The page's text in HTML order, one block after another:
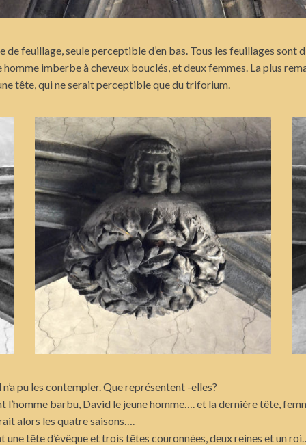
de feuillage, seule perceptible d’en bas. Tous les feuillages sont
homme imberbe à cheveux bouclés, et deux femmes. La plus
tête, qui ne serait perceptible que du triforium.
pu les contempler. Que représentent -elles?
l’homme barbu, David le jeune homme…. et la dernière tête,
alors les quatre saisons….
tête d’évêque et trois têtes couronnées, deux reines et un